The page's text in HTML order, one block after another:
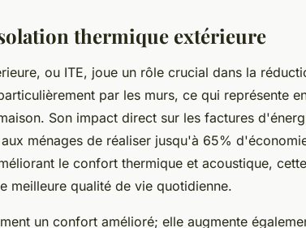
thermique extérieure
ou ITE, joue un rôle crucial dans la
par les murs, ce qui représente
Son impact direct sur les factures
ménages de réaliser jusqu'à 65%
le confort thermique et acoustique,
meilleure qualité de vie quotidienne.
un confort amélioré; elle augmente